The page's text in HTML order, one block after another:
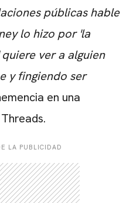
públicas hable
lo hizo por 'la
ver a alguien
y fingiendo ser
en una
LA PUBLICIDAD